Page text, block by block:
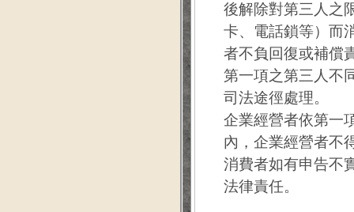
後解除對第三人之
卡、電話鎖等）而
者不負回復或補償
第一項之第三人不
司法途徑處理。
企業經營者依第一
內，企業經營者不
消費者如有申告不
法律責任。